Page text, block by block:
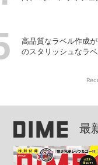
高品質なラベル作成
のスタリッシュなラ
最